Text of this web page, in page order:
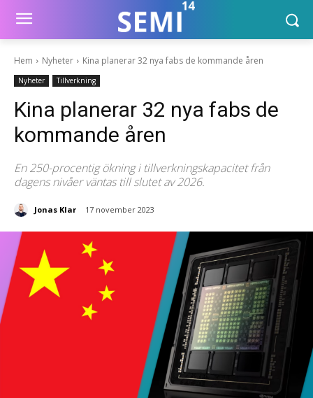
Hem Nyheter Kina planerar 32 nya fabs de kommande åren
Nyheter Tillverkning
Kina planerar 32 nya fabs de
kommande åren
En 250-procentig ökning i tillverkningskapacitet från
dagens nivåer väntas till slutet av 2026.
Jonas Klar 17 november 2023